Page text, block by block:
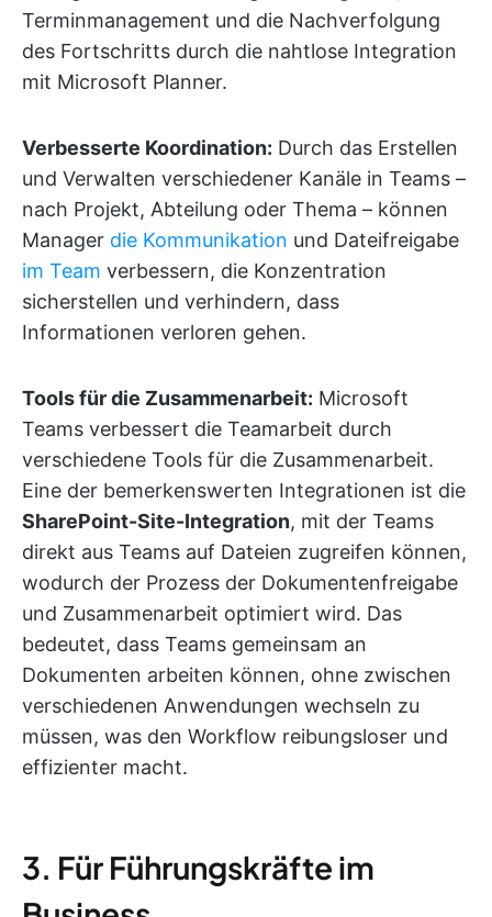
Terminmanagement und die Nachverfolgung
des Fortschritts durch die nahtlose Integration
mit Microsoft Planner.
Verbesserte Koordination: Durch das Erstellen
und Verwalten verschiedener Kanäle in Teams –
nach Projekt, Abteilung oder Thema – können
Manager die Kommunikation und Dateifreigabe
im Team verbessern, die Konzentration
sicherstellen und verhindern, dass
Informationen verloren gehen.
Tools für die Zusammenarbeit: Microsoft
Teams verbessert die Teamarbeit durch
verschiedene Tools für die Zusammenarbeit.
Eine der bemerkenswerten Integrationen ist die
SharePoint-Site-Integration, mit der Teams
direkt aus Teams auf Dateien zugreifen können,
wodurch der Prozess der Dokumentenfreigabe
und Zusammenarbeit optimiert wird. Das
bedeutet, dass Teams gemeinsam an
Dokumenten arbeiten können, ohne zwischen
verschiedenen Anwendungen wechseln zu
müssen, was den Workflow reibungsloser und
effizienter macht.
3. Für Führungskräfte im